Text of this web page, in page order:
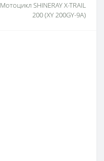
Мотоцикл SHINERAY X-TRAIL
200 (XY 200GY-9A)